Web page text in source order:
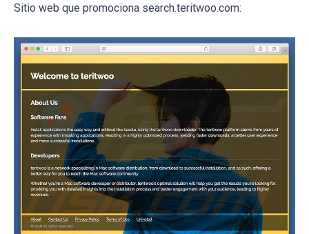
Sitio web que promociona search.teritwoo.com: